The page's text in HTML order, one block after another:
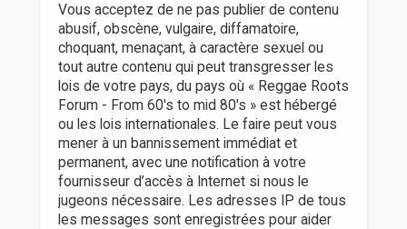
Vous acceptez de ne pas publier de contenu
abusif, obscène, vulgaire, diffamatoire,
choquant, menaçant, à caractère sexuel ou
tout autre contenu qui peut transgresser les
lois de votre pays, du pays où « Reggae Roots
Forum - From 60's to mid 80's » est hébergé
ou les lois internationales. Le faire peut vous
mener à un bannissement immédiat et
permanent, avec une notification à votre
fournisseur d’accès à Internet si nous le
jugeons nécessaire. Les adresses IP de tous
les messages sont enregistrées pour aider